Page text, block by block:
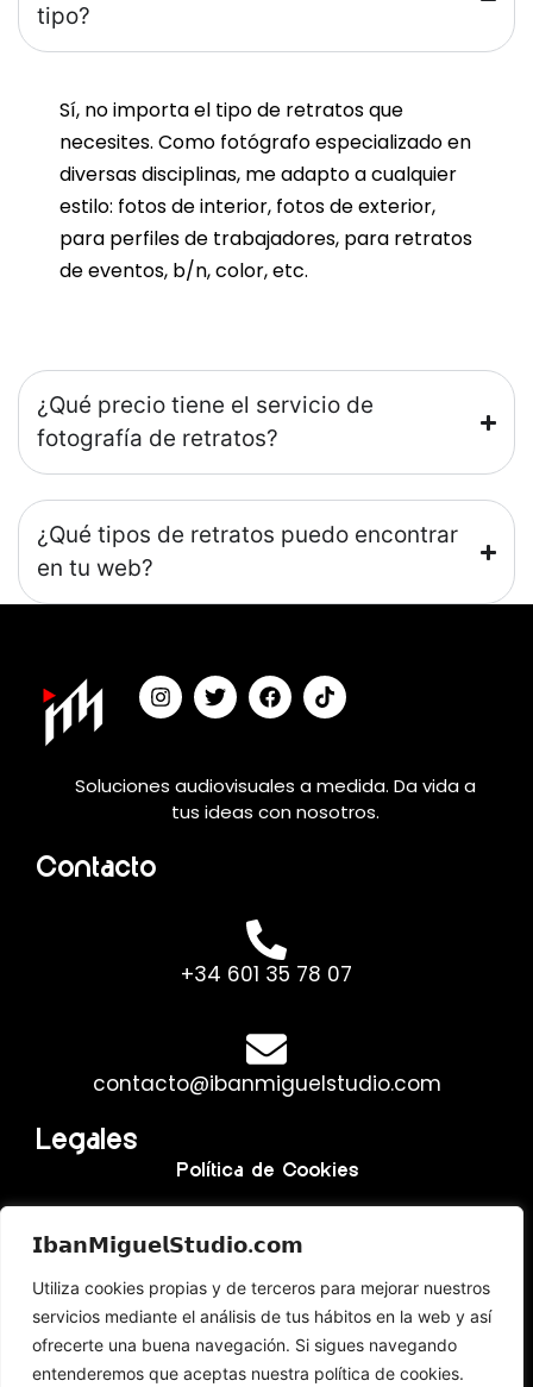
𝗜𝗯𝗮𝗻𝗠𝗶𝗴𝘂𝗲𝗹𝗦𝘁𝘂𝗱𝗶𝗼.𝗰𝗼𝗺
Utiliza cookies propias y de terceros para mejorar nuestros
servicios mediante el análisis de tus hábitos en la web y así
ofrecerte una buena navegación. Si sigues navegando
entenderemos que aceptas nuestra política de cookies.
tipo?
Sí, no importa el tipo de retratos que
necesites. Como fotógrafo especializado en
diversas disciplinas, me adapto a cualquier
estilo: fotos de interior, fotos de exterior,
para perfiles de trabajadores, para retratos
de eventos, b/n, color, etc.
¿Qué precio tiene el servicio de
fotografía de retratos?
¿Qué tipos de retratos puedo encontrar
en tu web?
Soluciones audiovisuales a medida. Da vida a
tus ideas con nosotros.
Legales
Política de Cookies
Contacto
+34 601 35 78 07
contacto@ibanmiguelstudio.com